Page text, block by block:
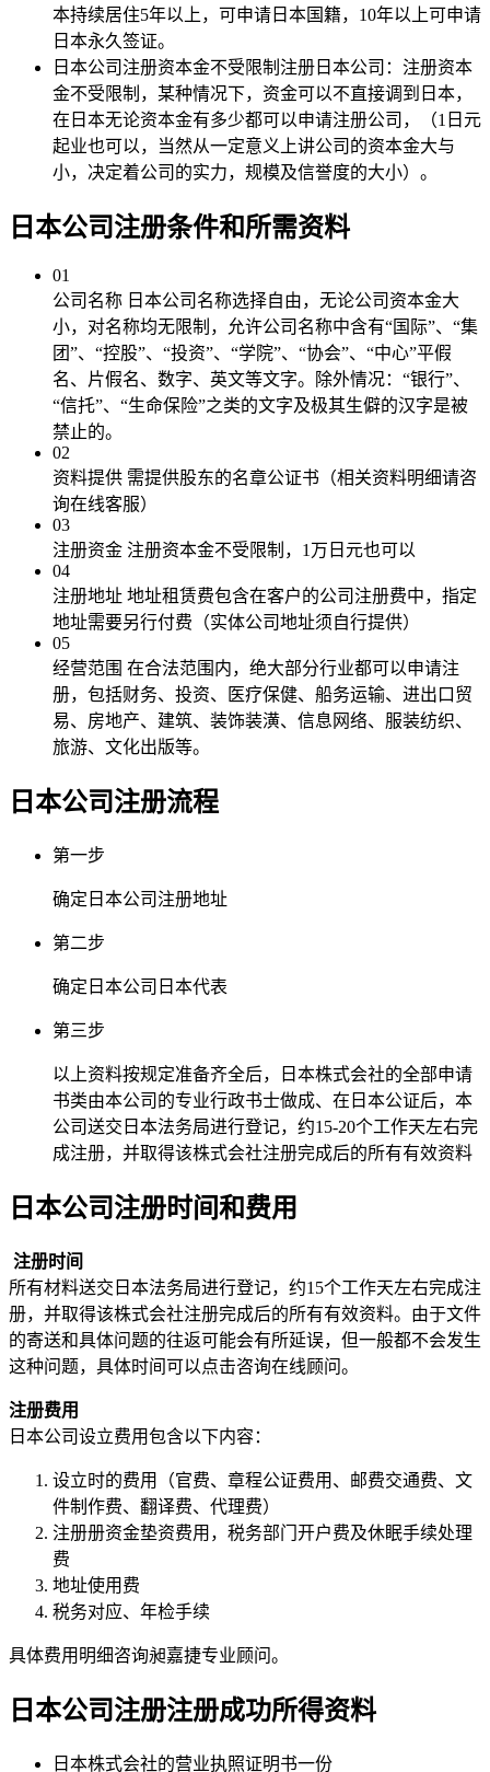
本持续居住5年以上，可申请日本国籍，10年以上可申请
日本永久签证。
日本公司注册资本金不受限制注册日本公司：注册资本
金不受限制，某种情况下，资金可以不直接调到日本，
在日本无论资本金有多少都可以申请注册公司，（1日元
起业也可以，当然从一定意义上讲公司的资本金大与
小，决定着公司的实力，规模及信誉度的大小）。
日本公司注册条件和所需资料
01
公司名称 日本公司名称选择自由，无论公司资本金大
小，对名称均无限制，允许公司名称中含有“国际”、“集
团”、“控股”、“投资”、“学院”、“协会”、“中心”平假
名、片假名、数字、英文等文字。除外情况：“银行”、
“信托”、“生命保险”之类的文字及极其生僻的汉字是被
禁止的。
02
资料提供 需提供股东的名章公证书（相关资料明细请咨
询在线客服）
03
注册资金 注册资本金不受限制，1万日元也可以
04
注册地址 地址租赁费包含在客户的公司注册费中，指定
地址需要另行付费（实体公司地址须自行提供）
05
经营范围 在合法范围内，绝大部分行业都可以申请注
册，包括财务、投资、医疗保健、船务运输、进出口贸
易、房地产、建筑、装饰装潢、信息网络、服装纺织、
旅游、文化出版等。
日本公司注册流程
第一步
确定日本公司注册地址
第二步
确定日本公司日本代表
第三步
以上资料按规定准备齐全后，日本株式会社的全部申请
书类由本公司的专业行政书士做成、在日本公证后，本
公司送交日本法务局进行登记，约15-20个工作天左右完
成注册，并取得该株式会社注册完成后的所有有效资料
日本公司注册时间和费用
注册时间
所有材料送交日本法务局进行登记，约15个工作天左右完成注
册，并取得该株式会社注册完成后的所有有效资料。由于文件
的寄送和具体问题的往返可能会有所延误，但一般都不会发生
这种问题，具体时间可以点击咨询在线顾问。
注册费用
日本公司设立费用包含以下内容：
设立时的费用（官费、章程公证费用、邮费交通费、文
件制作费、翻译费、代理费）
注册册资金垫资费用，税务部门开户费及休眠手续处理
费
地址使用费
税务对应、年检手续
具体费用明细咨询昶嘉捷专业顾问。
日本公司注册注册成功所得资料
日本株式会社的营业执照证明书一份